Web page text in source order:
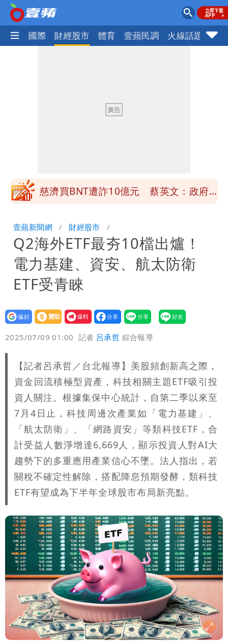
社會 國際 財經股市 體育 壹蘋民調 火線話題
很多謹慎判斷當時未被理解
「慈濟別想躲在受害者3字後面」 她：
聲押？交保？複訊後揭曉
慈濟買BNT遭詐10億元 蔡英文：政府
10.6億顧問費決策過程在哪
壹蘋新聞網 財經股市
Q2海外ETF最夯10檔出爐！
電力基建、資安、航太防衛
ETF受青睞
設為
贊助
我要
爆料
2025/07/09 01:00 記者 呂承哲 綜合報導
【記者呂承哲／台北報導】美股頻創新高之際，
資金回流積極型資產，科技相關主題ETF吸引投
資人關注。根據集保中心統計，自第二季以來至
7月4日止，科技周邊次產業如「電力基建」、
「航太防衛」、「網路資安」等類科技ETF，合
計受益人數淨增達6,669人，顯示投資人對AI大
趨勢下的多重應用產業信心不墜。法人指出，若
關稅不確定性解除，搭配降息預期發酵，類科技
ETF有望成為下半年全球股市布局新亮點。